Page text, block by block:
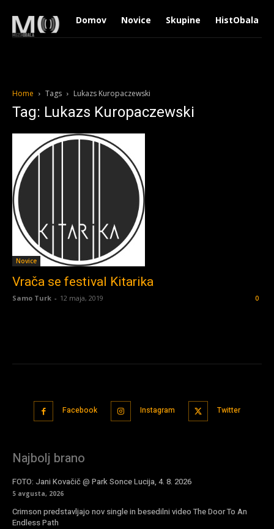
Domov Novice Skupine HistObala
Home Tags Lukazs Kuropaczewski
Tag: Lukazs Kuropaczewski
Novice
Vrača se festival Kitarika
Samo Turk - 12 maja, 2019 0
Facebook Instagram Twitter
Najbolj brano
FOTO: Jani Kovačič @ Park Sonce Lucija, 4. 8. 2026
5 avgusta, 2026
Crimson predstavljajo nov single in besedilni video The Door To An
Endless Path